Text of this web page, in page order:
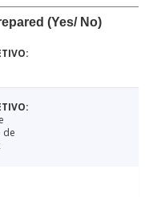
(Yes/ No)
de